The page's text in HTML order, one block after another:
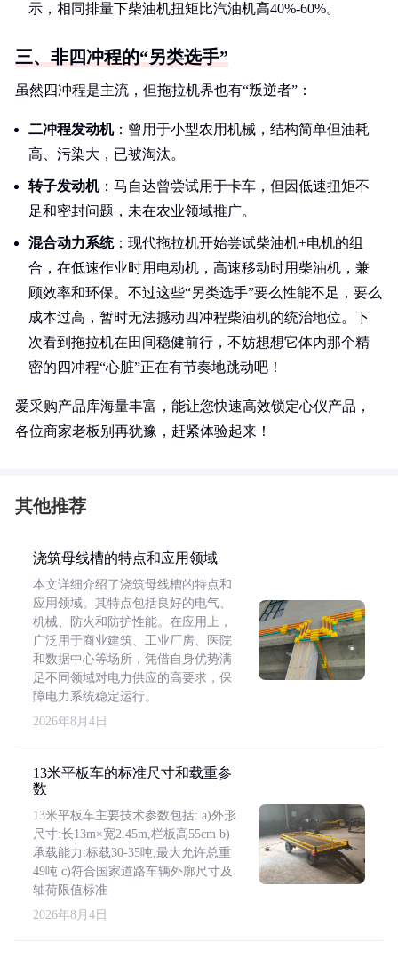
示，相同排量下柴油机扭矩比汽油机高40%-60%。
三、非四冲程的“另类选手”
虽然四冲程是主流，但拖拉机界也有“叛逆者”：
二冲程发动机：曾用于小型农用机械，结构简单但油耗
高、污染大，已被淘汰。
转子发动机：马自达曾尝试用于卡车，但因低速扭矩不
足和密封问题，未在农业领域推广。
混合动力系统：现代拖拉机开始尝试柴油机+电机的组
合，在低速作业时用电动机，高速移动时用柴油机，兼
顾效率和环保。不过这些“另类选手”要么性能不足，要么
成本过高，暂时无法撼动四冲程柴油机的统治地位。下
次看到拖拉机在田间稳健前行，不妨想想它体内那个精
密的四冲程“心脏”正在有节奏地跳动吧！
爱采购产品库海量丰富，能让您快速高效锁定心仪产品，
各位商家老板别再犹豫，赶紧体验起来！
其他推荐
浇筑母线槽的特点和应用领域
本文详细介绍了浇筑母线槽的特点和
应用领域。其特点包括良好的电气、
机械、防火和防护性能。在应用上，
广泛用于商业建筑、工业厂房、医院
和数据中心等场所，凭借自身优势满
足不同领域对电力供应的高要求，保
障电力系统稳定运行。
2026年8月4日
13米平板车的标准尺寸和载重参
数
13米平板车主要技术参数包括: a)外形
尺寸:长13m×宽2.45m,栏板高55cm b)
承载能力:标载30-35吨,最大允许总重
49吨 c)符合国家道路车辆外廓尺寸及
轴荷限值标准
2026年8月4日